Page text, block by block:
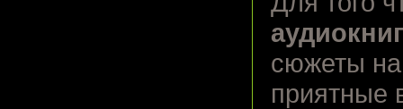
сюжеты на
приятные